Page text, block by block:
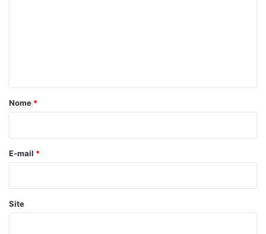
r
*
Nome *
E-mail *
Site